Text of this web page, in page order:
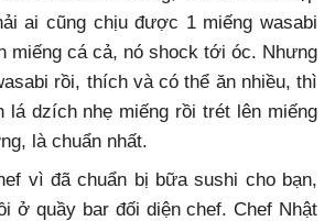
ai cũng chịu được 1 miếng wasabi
miếng cá cả, nó shock tới óc. Nhưng
rồi, thích và có thể ăn nhiều, thì
lá dzích nhẹ miếng rồi trét lên miếng
là chuẩn nhất.
vì đã chuẩn bị bữa sushi cho bạn,
ở quầy bar đối diện chef. Chef Nhật